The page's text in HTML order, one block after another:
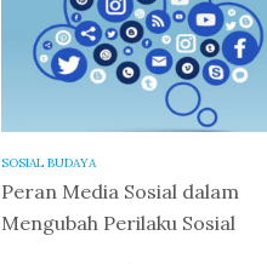
SOSIAL BUDAYA
Peran Media Sosial dalam
Mengubah Perilaku Sosial